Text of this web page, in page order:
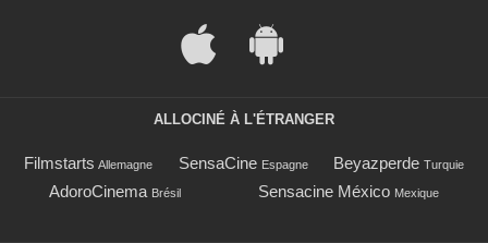
ALLOCINÉ À L'ÉTRANGER
Filmstarts Allemagne SensaCine Espagne Beyazperde Turquie
AdoroCinema Brésil Sensacine México Mexique